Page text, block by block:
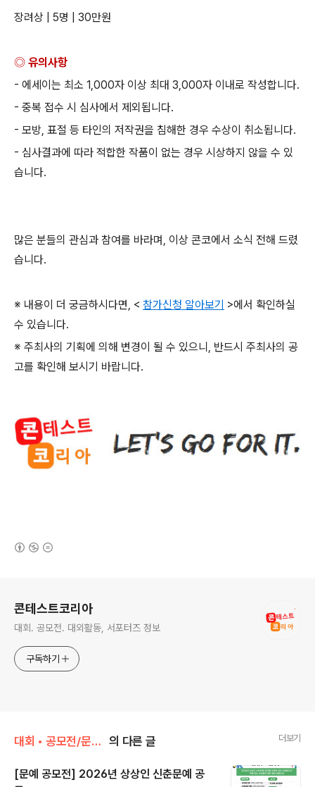
장려상 | 5명 | 30만원
◎ 유의사항
- 에세이는 최소 1,000자 이상 최대 3,000자 이내로 작성합니다.
- 중복 접수 시 심사에서 제외됩니다.
- 모방, 표절 등 타인의 저작권을 침해한 경우 수상이 취소됩니다.
- 심사결과에 따라 적합한 작품이 없는 경우 시상하지 않을 수 있
습니다.
많은 분들의 관심과 참여를 바라며, 이상 콘코에서 소식 전해 드렸
습니다.
※ 내용이 더 궁금하시다면, < 참가신청 알아보기 >에서 확인하실
수 있습니다.
※ 주최사의 기획에 의해 변경이 될 수 있으니 , 반드시 주최사의 공
고를 확인해 보시기 바랍니다.
콘테스트코리아
대회. 공모전. 대외활동, 서포터즈 정보
구독하기
대회 • 공모전/문학 • 문예 • 네이밍 • 슬로건 의 다른 글 더보기
[문예 공모전] 2026년 상상인 신춘문예 공